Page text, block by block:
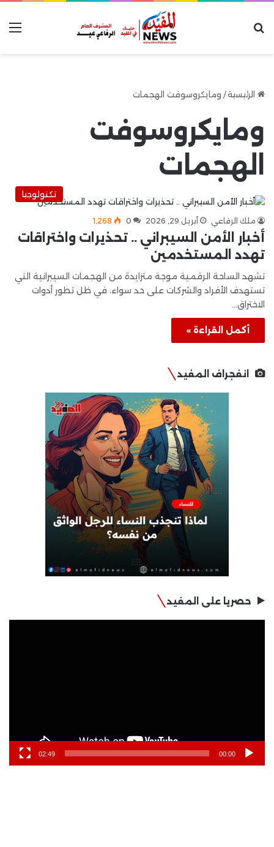
الرئيسية/ ومايكروسوفت الهجمات
ومايكروسوفت
الهجمات
تكنولوجيا
ملك الرفاعي أبريل 29, 2026 0 1٬268
أخبار الأمن السيبراني .. تحذيرات واختراقات
تهدد المستخدمين
تشهد الساحة الرقمية موجة متزايدة من الهجمات السيبرانية التي
تستهدف الأفراد والشركات على حد سواء، في ظل تطور أدوات
الاختراق…
أكمل القراءة »
انفجراف المفيد
حصريا على المفيد
00:00
02:49